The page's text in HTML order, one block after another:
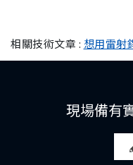
相關技術文章 : 想用雷射
現場備有